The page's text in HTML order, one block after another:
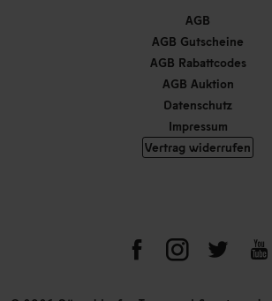
AGB
AGB Gutscheine
AGB Rabattcodes
AGB Auktion
Datenschutz
Impressum
Vertrag widerrufen